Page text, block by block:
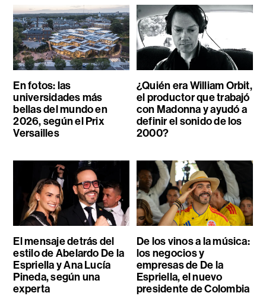
En fotos: las
universidades más
bellas del mundo en
2026, según el Prix
Versailles
¿Quién era William Orbit,
el productor que trabajó
con Madonna y ayudó a
definir el sonido de los
2000?
El mensaje detrás del
estilo de Abelardo De la
Espriella y Ana Lucía
Pineda, según una
experta
De los vinos a la música:
los negocios y
empresas de De la
Espriella, el nuevo
presidente de Colombia